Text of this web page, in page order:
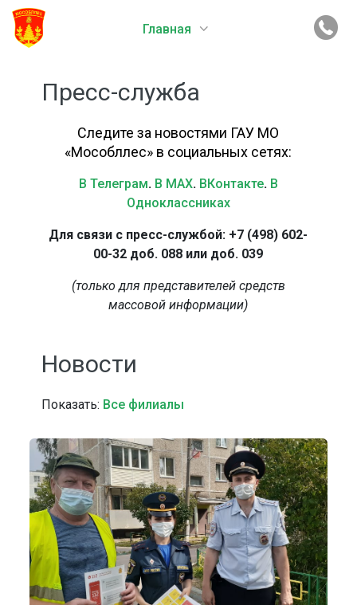
Главная
Пресс-служба
Следите за новостями ГАУ МО
«Мособллес» в социальных сетях:
В Телеграм. В MAX. ВКонтакте. В
Одноклассниках
Для связи с пресс-службой: +7 (498) 602-
00-32 доб. 088 или доб. 039
(только для представителей средств
массовой информации)
Новости
Показать: Все филиалы